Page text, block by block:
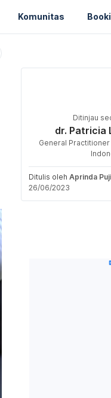
Komunitas
Ditinjau
dr. Patricia
General Practitioner
Ditulis oleh Aprinda Puji
26/06/2023